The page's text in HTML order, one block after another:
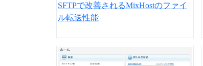
SFTPで改善されるMixHostのファイ
ル転送性能